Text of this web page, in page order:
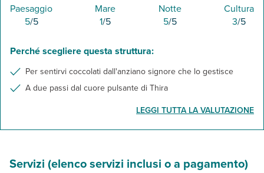
Paesaggio
5/5
Mare
1/5
Notte
5/5
Cultura
3/5
Perché scegliere questa struttura:
Per sentirvi coccolati dall'anziano signore che lo gestisce
A due passi dal cuore pulsante di Thira
LEGGI TUTTA LA VALUTAZIONE
Servizi (elenco servizi inclusi o a pagamento)